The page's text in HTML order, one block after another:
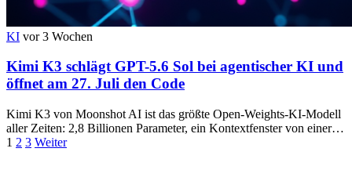
KI vor 3 Wochen
Kimi K3 schlägt GPT-5.6 Sol bei agentischer KI und
öffnet am 27. Juli den Code
Kimi K3 von Moonshot AI ist das größte Open-Weights-KI-Modell
aller Zeiten: 2,8 Billionen Parameter, ein Kontextfenster von einer…
Seitennummerierung
1 2 3 Weiter